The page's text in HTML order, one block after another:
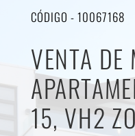
CÓDIGO - 10067168
VENTA DE
15, VH2